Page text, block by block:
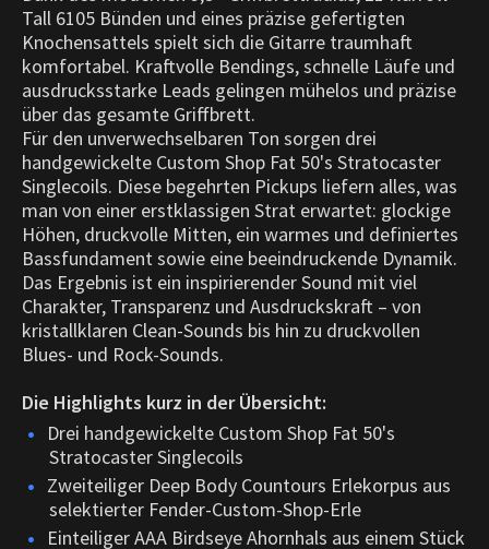
Tall 6105 Bünden und eines präzise gefertigten
Knochensattels spielt sich die Gitarre traumhaft
komfortabel. Kraftvolle Bendings, schnelle Läufe und
ausdrucksstarke Leads gelingen mühelos und präzise
über das gesamte Griffbrett.
Für den unverwechselbaren Ton sorgen drei
handgewickelte Custom Shop Fat 50's Stratocaster
Singlecoils. Diese begehrten Pickups liefern alles, was
man von einer erstklassigen Strat erwartet: glockige
Höhen, druckvolle Mitten, ein warmes und definiertes
Bassfundament sowie eine beeindruckende Dynamik.
Das Ergebnis ist ein inspirierender Sound mit viel
Charakter, Transparenz und Ausdruckskraft – von
kristallklaren Clean-Sounds bis hin zu druckvollen
Blues- und Rock-Sounds.
Die Highlights kurz in der Übersicht:
Drei handgewickelte Custom Shop Fat 50's
Stratocaster Singlecoils
Zweiteiliger Deep Body Countours Erlekorpus aus
selektierter Fender-Custom-Shop-Erle
Einteiliger AAA Birdseye Ahornhals aus einem Stück